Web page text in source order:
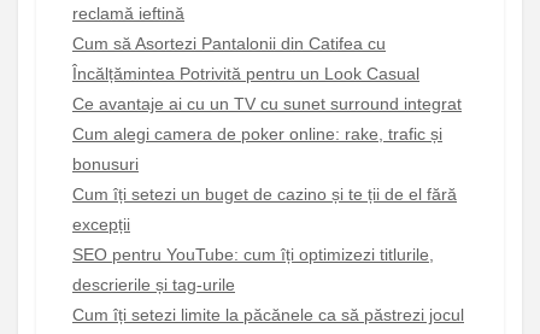
reclamă ieftină
Cum să Asortezi Pantalonii din Catifea cu
Încălțămintea Potrivită pentru un Look Casual
Ce avantaje ai cu un TV cu sunet surround integrat
Cum alegi camera de poker online: rake, trafic și
bonusuri
Cum îți setezi un buget de cazino și te ții de el fără
excepții
SEO pentru YouTube: cum îți optimizezi titlurile,
descrierile și tag-urile
Cum îți setezi limite la păcănele ca să păstrezi jocul